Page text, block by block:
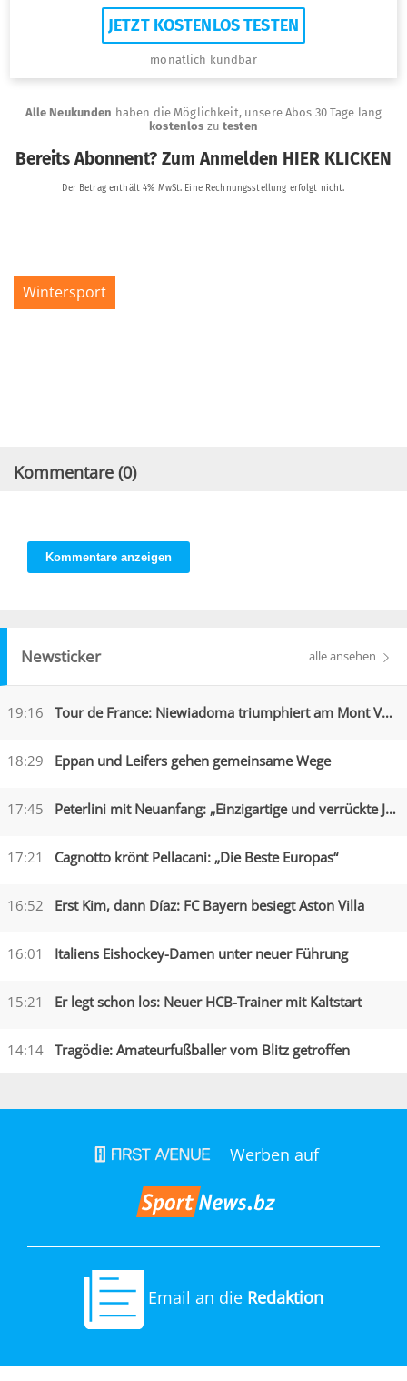
Wintersport
Kommentare (0)
Kommentare anzeigen
Newsticker alle ansehen
19:16 Tour de France: Niewiadoma triumphiert am Mont Ventoux
18:29 Eppan und Leifers gehen gemeinsame Wege
17:45 Peterlini mit Neuanfang: „Einzigartige und verrückte Jahre“
17:21 Cagnotto krönt Pellacani: „Die Beste Europas“
16:52 Erst Kim, dann Díaz: FC Bayern besiegt Aston Villa
16:01 Italiens Eishockey-Damen unter neuer Führung
15:21 Er legt schon los: Neuer HCB-Trainer mit Kaltstart
14:14 Tragödie: Amateurfußballer vom Blitz getroffen
Werben auf
Email an die Redaktion